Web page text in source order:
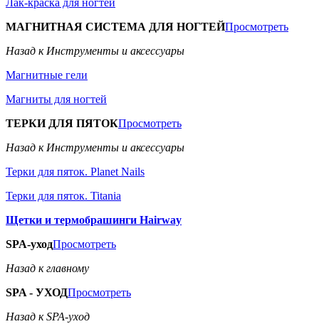
Лак-краска для ногтей
МАГНИТНАЯ СИСТЕМА ДЛЯ НОГТЕЙПросмотреть
Назад к Инструменты и аксессуары
Магнитные гели
Магниты для ногтей
ТЕРКИ ДЛЯ ПЯТОКПросмотреть
Назад к Инструменты и аксессуары
Терки для пяток. Planet Nails
Терки для пяток. Titania
Щетки и термобрашинги Hairway
SPA-уходПросмотреть
Назад к главному
SPA - УХОДПросмотреть
Назад к SPA-уход